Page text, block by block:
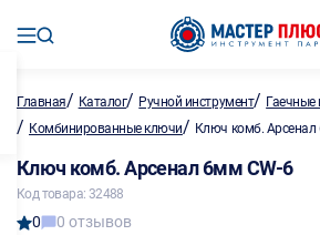
Главная/ Каталог/ Ручной инструмент/ Гаечные
/ Комбинированные ключи/ Ключ комб. Арсенал
Ключ комб. Арсенал 6мм CW-6
Код товара: 32488
0 0 отзывов